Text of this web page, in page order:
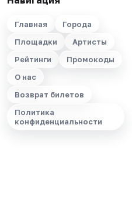
Главная
Города
Площадки
Артисты
Рейтинги
Промокоды
О нас
Возврат билетов
Политика
конфиденциальности